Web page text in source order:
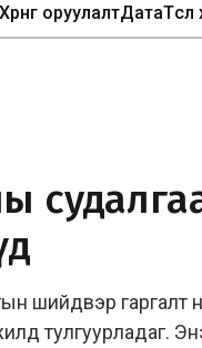
Хөрөнгө оруулалтДатаТөсөл
шийдвэр гаргалт
тулгуурладаг.